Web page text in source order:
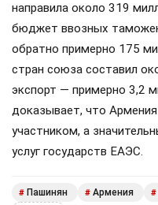
направила около 319
бюджет ввозных
обратно примерно 175
стран союза составил
экспорт — примерно 3,2
доказывает, что
участником, а
услуг государств ЕАЭС.
# Пашинян # Армения #